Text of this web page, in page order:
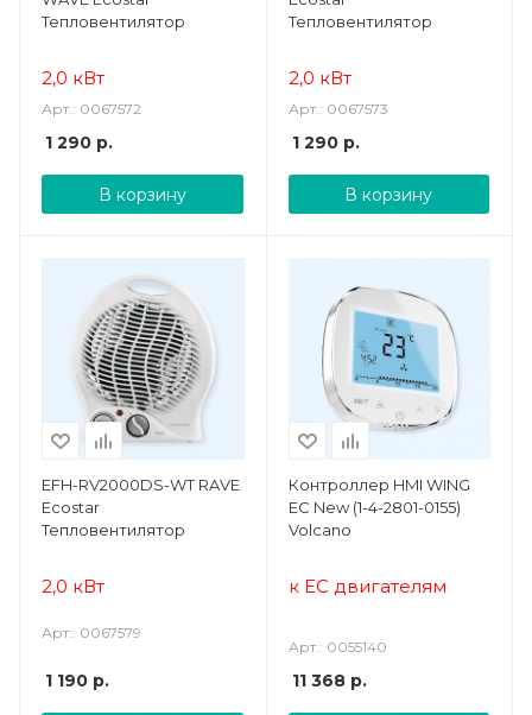
Тепловентилятор
2,0 кВт
Арт.: 0067572
1 290 р.
В корзину
Тепловентилятор
2,0 кВт
Арт.: 0067573
1 290р.
В корзину
EFH-RV2000DS-WT RAVE
Ecostar
Тепловентилятор
2,0 кВт
Арт.: 0067579
1 190 р.
Контроллер HMI WING
EC New (1-4-2801-0155)
Volcano
к ЕС двигателям
Арт.: 0055140
11 368р.